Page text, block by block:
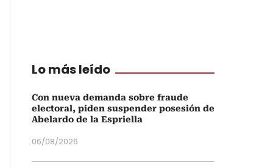
Lo más leído
Con nueva demanda sobre fraude
electoral, piden suspender posesión de
Abelardo de la Espriella
06/08/2026